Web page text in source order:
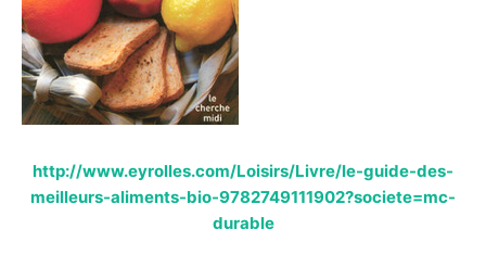
http://www.eyrolles.com/Loisirs/Livre/le-guide-des-
meilleurs-aliments-bio-9782749111902?societe=mc-
durable